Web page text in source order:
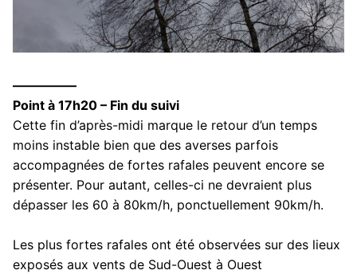
—————
Point à 17h20 – Fin du suivi
Cette fin d’après-midi marque le retour d’un temps
moins instable bien que des averses parfois
accompagnées de fortes rafales peuvent encore se
présenter. Pour autant, celles-ci ne devraient plus
dépasser les 60 à 80km/h, ponctuellement 90km/h.
Les plus fortes rafales ont été observées sur des lieux
exposés aux vents de Sud-Ouest à Ouest